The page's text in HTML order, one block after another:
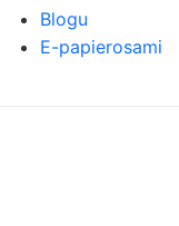
Blogu
E-papierosami